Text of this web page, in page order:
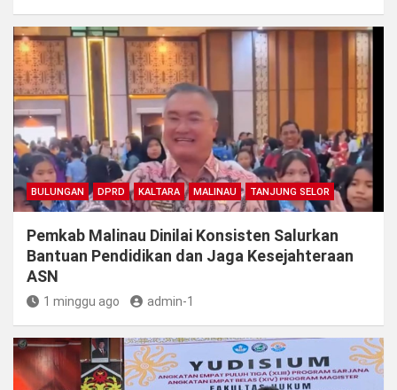
BULUNGAN DPRD KALTARA MALINAU TANJUNG SELOR
Pemkab Malinau Dinilai Konsisten Salurkan
Bantuan Pendidikan dan Jaga Kesejahteraan
ASN
1 minggu ago admin-1